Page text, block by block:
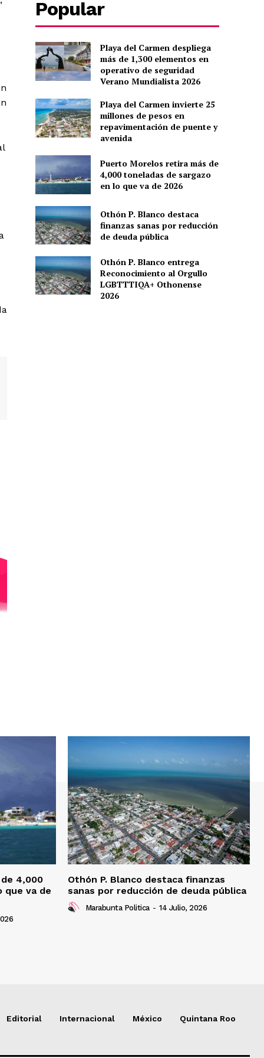
Popular
Playa del Carmen despliega
más de 1,300 elementos en
operativo de seguridad
Verano Mundialista 2026
Playa del Carmen invierte 25
millones de pesos en
repavimentación de puente y
avenida
Puerto Morelos retira más de
4,000 toneladas de sargazo
en lo que va de 2026
Othón P. Blanco destaca
finanzas sanas por reducción
de deuda pública
Othón P. Blanco entrega
Reconocimiento al Orgullo
LGBTTTIQA+ Othonense
2026
4,000
que va de
Othón P. Blanco destaca finanzas
sanas por reducción de deuda pública
Marabunta Politica - 14 Julio, 2026
Editorial Internacional México Quintana Roo